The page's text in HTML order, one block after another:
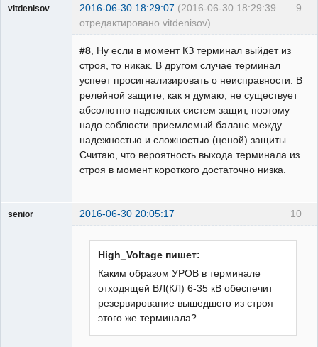
9
vitdenisov 2016-06-30 18:29:07 (2016-06-30 18:29:39
отредактировано vitdenisov)
#8 , Ну если в момент КЗ терминал выйдет из
строя, то никак. В другом случае терминал
успеет просигнализировать о неисправности. В
релейной защите, как я думаю, не существует
абсолютно надежных систем защит, поэтому
надо соблюсти приемлемый баланс между
надежностью и сложностью (ценой) защиты.
Считаю, что вероятность выхода терминала из
строя в момент короткого достаточно низка.
10
senior 2016-06-30 20:05:17
High_Voltage пишет:
Каким образом УРОВ в терминале
отходящей ВЛ(КЛ) 6-35 кВ обеспечит
резервирование вышедшего из строя
этого же терминала?